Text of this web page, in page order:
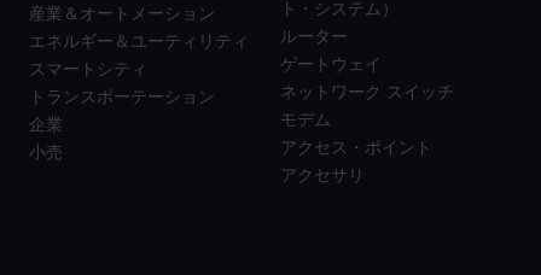
産業＆オートメーション
エネルギー＆ユーティリティ
スマートシティ
トランスポーテーション
企業
小売
ト・システム）
ルーター
ゲートウェイ
ネットワーク スイッチ
モデム
アクセス・ポイント
アクセサリ